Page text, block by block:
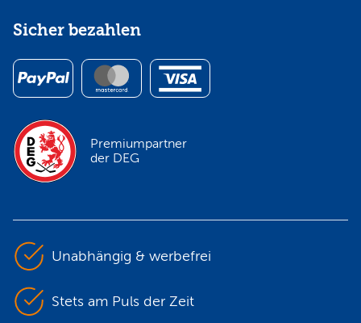
Sicher bezahlen
Premiumpartner
der DEG
Unabhängig & werbefrei
Stets am Puls der Zeit